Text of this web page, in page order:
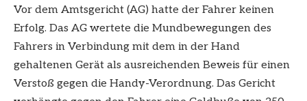
Vor dem Amtsgericht (AG) hatte der Fahrer keinen
Erfolg. Das AG wertete die Mundbewegungen des
Fahrers in Verbindung mit dem in der Hand
gehaltenen Gerät als ausreichenden Beweis für einen
Verstoß gegen die Handy-Verordnung. Das Gericht